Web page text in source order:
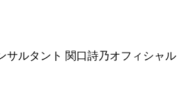
サルタント 関口詩乃オフィシャル